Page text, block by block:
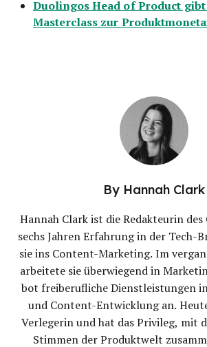
Duolingos Head of Product
Masterclass zur
By Hannah Clark
Hannah Clark ist die Redakteurin des
sechs Jahren Erfahrung in der Tech-
sie ins Content-Marketing. Im
arbeitete sie überwiegend in
bot freiberufliche Dienstleistungen
und Content-Entwicklung an.
Verlegerin und hat das Privileg, mit
Stimmen der Produktwelt